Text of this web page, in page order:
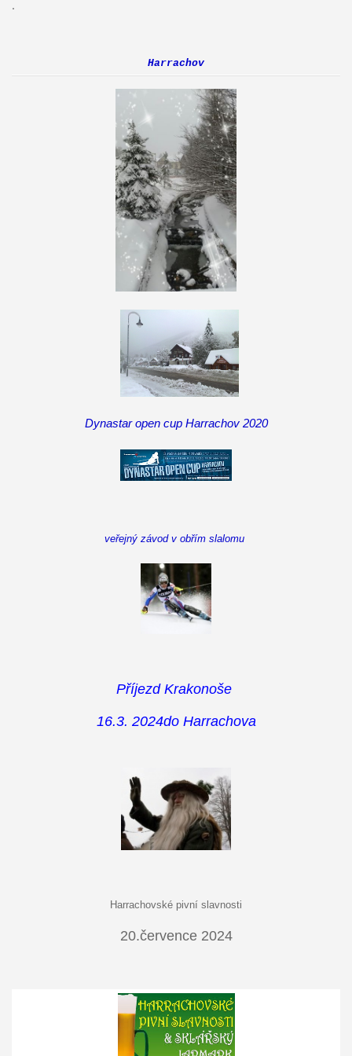
.
Harrachov
Dynastar open cup Harrachov 2020
veřejný závod v obřím slalomu
Příjezd Krakonoše
16.3. 2024do Harrachova
Harrachovské pivní slavnosti
20.července 2024